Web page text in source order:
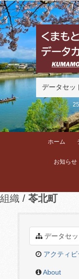
ホーム
お知らせ
組織 苓北町
データセッ
アクティ
About